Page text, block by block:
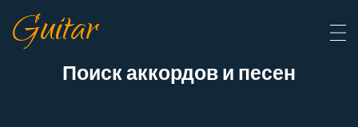
Guitar
Поиск аккордов и песен